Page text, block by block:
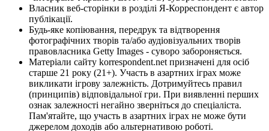
Власник веб-сторінки в розділі Я-Корреспондент є автор
публікації.
Будь-яке копіювання, передрук та відтворення
фотографічних творів та/або аудіовізуальних творів
правовласника Getty Images - суворо забороняється.
Матеріали сайту korrespondent.net призначені для осіб
старше 21 року (21+). Участь в азартних іграх може
викликати ігрову залежність. Дотримуйтесь правил
(принципів) відповідальної гри. При виявленні перших
ознак залежності негайно зверніться до спеціаліста.
Пам'ятайте, що участь в азартних іграх не може бути
джерелом доходів або альтернативою роботі.